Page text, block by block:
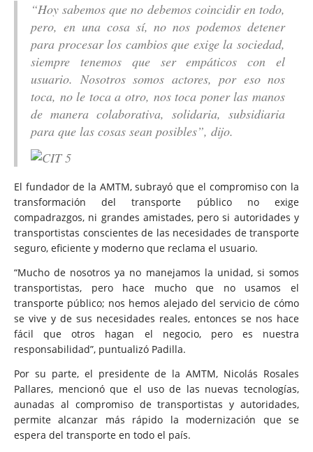
“Hoy sabemos que no debemos coincidir en todo,
pero, en una cosa sí, no nos podemos detener
para procesar los cambios que exige la sociedad,
siempre tenemos que ser empáticos con el
usuario. Nosotros somos actores, por eso nos
toca, no le toca a otro, nos toca poner las manos
de manera colaborativa, solidaria, subsidiaria
para que las cosas sean posibles”, dijo.
El fundador de la AMTM, subrayó que el compromiso con la
transformación del transporte público no exige
compadrazgos, ni grandes amistades, pero si autoridades y
transportistas conscientes de las necesidades de transporte
seguro, eficiente y moderno que reclama el usuario.
“Mucho de nosotros ya no manejamos la unidad, si somos
transportistas, pero hace mucho que no usamos el
transporte público; nos hemos alejado del servicio de cómo
se vive y de sus necesidades reales, entonces se nos hace
fácil que otros hagan el negocio, pero es nuestra
responsabilidad”, puntualizó Padilla.
Por su parte, el presidente de la AMTM, Nicolás Rosales
Pallares, mencionó que el uso de las nuevas tecnologías,
aunadas al compromiso de transportistas y autoridades,
permite alcanzar más rápido la modernización que se
espera del transporte en todo el país.